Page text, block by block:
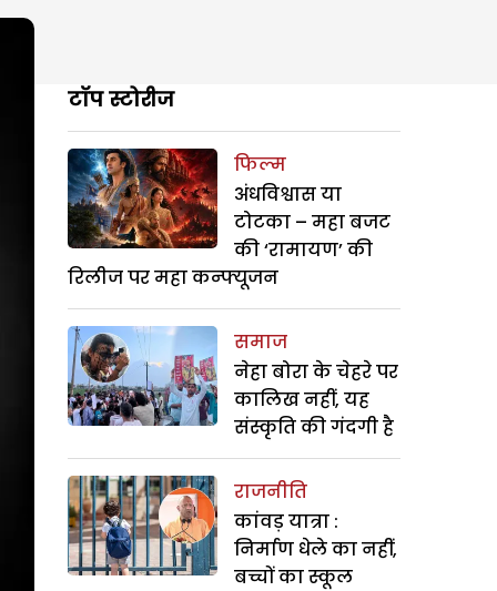
टॉप स्टोरीज
फिल्म
अंधविश्वास या
टोटका – महा बजट
की ‘रामायण’ की
रिलीज पर महा कन्फ्यूजन
समाज
नेहा बोरा के चेहरे पर
कालिख नहीं, यह
संस्कृति की गंदगी है
राजनीति
कांवड़ यात्रा :
निर्माण धेले का नहीं,
बच्चों का स्कूल